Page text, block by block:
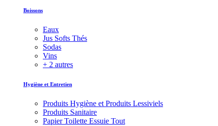
Boissons
Eaux
Jus Softs Thés
Sodas
Vins
+ 2 autres
Hygiène et Entretien
Produits Hygiène et Produits Lessiviels
Produits Sanitaire
Papier Toilette Essuie Tout